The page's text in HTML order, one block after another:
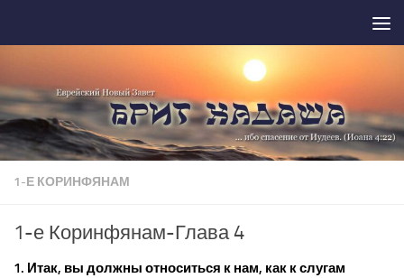
1-Е КОРИНФЯНАМ
1-е Коринфянам-Глава 4
1. Итак, вы должны относиться к нам, как к слугам